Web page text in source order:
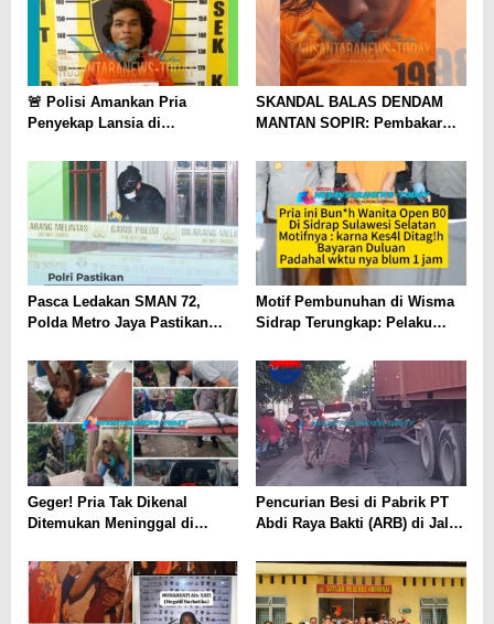
🚨 Polisi Amankan Pria
Penyekap Lansia di
SKANDAL BALAS DENDAM
MANTAN SOPIR: Pembakar
Ditangkap, Motif ‘Sakit Hati’
Jegal Isu Liar Boby Nasution
Pasca Ledakan SMAN 72,
Polda Metro Jaya Pastikan
Masih Dirawat
Motif Pembunuhan di Wisma
Sidrap Terungkap: Pelaku
Geger! Pria Tak Dikenal
Ditemukan Meninggal di
Bedagai
Pencurian Besi di Pabrik PT
Abdi Raya Bakti (ARB) di Jalan
Medan, Mengancam
Keselamatan Warga Sekitar